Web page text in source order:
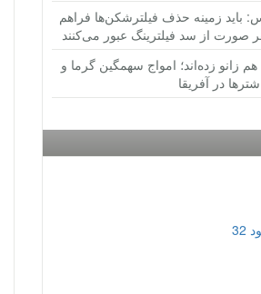
باید زمینه حذف فیلترشکن‌ها فراهم
صورت از سد فیلترینگ عبور می‌کنند
زانو زده‌اند؛ امواج سهمگین گرما و
در آفریقا